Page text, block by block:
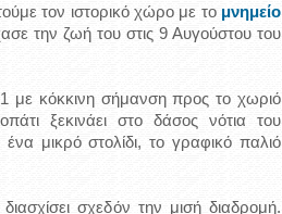
τον ιστορικό χώρο με το μνημείο
την ζωή του στις 9 Αυγούστου του
με κόκκινη σήμανση προς το χωριό
ξεκινάει στο δάσος νότια του
μικρό στολίδι, το γραφικό παλιό
σχεδόν την μισή διαδρομή.